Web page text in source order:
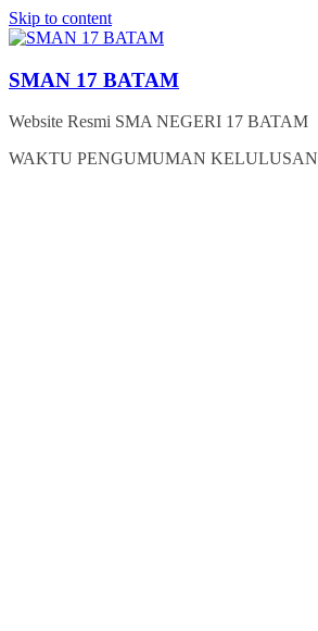
Skip to content
SMAN 17 BATAM
Website Resmi SMA NEGERI 17 BATAM
WAKTU PENGUMUMAN KELULUSAN